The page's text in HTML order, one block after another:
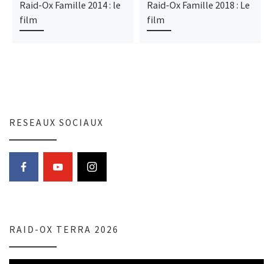
Raid-Ox Famille 2014 : le
film
Raid-Ox Famille 2018 : Le
film
RESEAUX SOCIAUX
RAID-OX TERRA 2026